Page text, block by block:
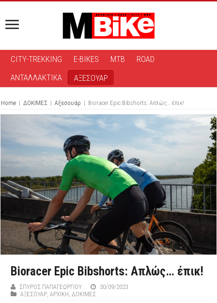
CITY-TREKKING E-BIKES MTB
ROAD
ΑΝΤΑΛΛΑΚΤΙΚΑ
ΑΞΕΣΟΥΑΡ
Home | ΔΟΚΙΜΕΣ | Αξεσουάρ | Bioracer Epic Bibshorts: Aπλώς… έπικ!
Bioracer Epic Bibshorts: Aπλώς… έπικ!
ΣΠΎΡΟΣ ΠΑΠΑΓΕΩΡΓΊΟΥ
30/09/2023
ΑΞΕΣΟΥΆΡ,ΑΡΧΙΚΉ,ΔΟΚΙΜΕΣ